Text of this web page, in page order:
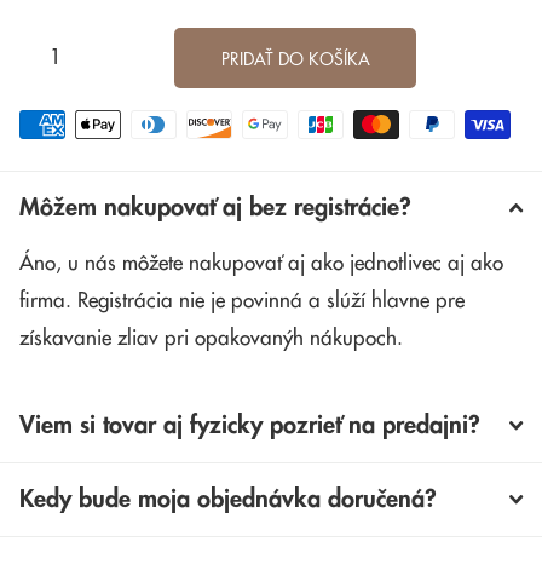
PRIDAŤ DO KOŠÍKA
Môžem nakupovať aj bez registrácie?
Áno, u nás môžete nakupovať aj ako jednotlivec aj ako
firma. Registrácia nie je povinná a slúží hlavne pre
získavanie zliav pri opakovanýh nákupoch.
Viem si tovar aj fyzicky pozrieť na predajni?
Kedy bude moja objednávka doručená?